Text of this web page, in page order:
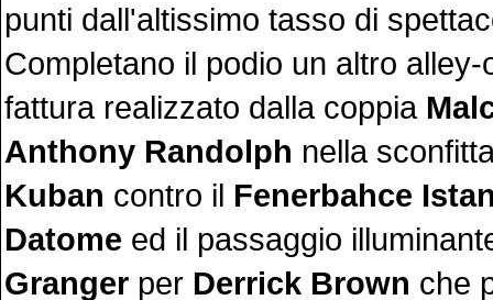
punti dall'altissimo tasso di
Completano il podio un altro
fattura realizzato dalla coppia
Anthony Randolph nella
Kuban contro il Fenerbahce
Datome ed il passaggio
Granger per Derrick Brown che